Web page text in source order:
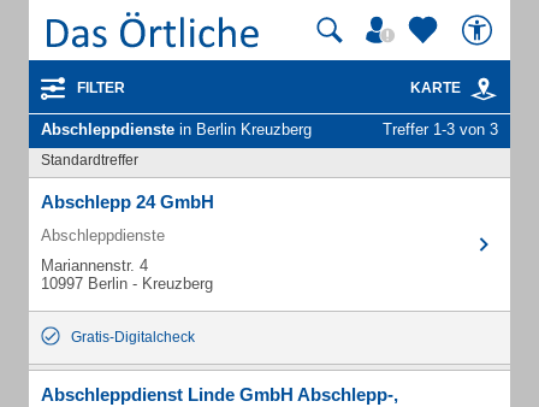
FILTER KARTE
Abschleppdienste in Berlin Kreuzberg Treffer 1-3 von 3
Standardtreffer
Abschlepp 24 GmbH
Abschleppdienste
Mariannenstr. 4
10997 Berlin - Kreuzberg
Gratis-Digitalcheck
Abschleppdienst Linde GmbH Abschlepp-,